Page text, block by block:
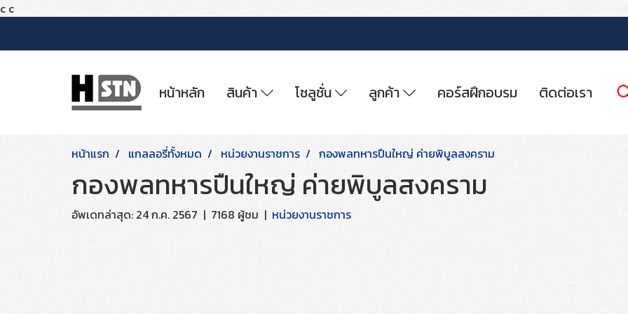
c c
หน้าหลัก สินค้า โซลูชั่น ลูกค้า คอร์สฝึกอบรม ติดต่อเรา
หน้าแรก แกลลอรี่ทั้งหมด หน่วยงานราชการ กองพลทหารปืนใหญ่ ค่ายพิบูลสงคราม
กองพลทหารปืนใหญ่ ค่ายพิบูลสงคราม
อัพเดทล่าสุด: 24 ก.ค. 2567 | 7168 ผู้ชม | หน่วยงานราชการ